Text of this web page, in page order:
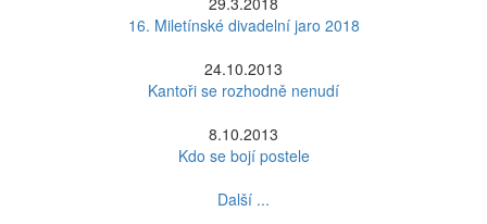
16. Miletínské divadelní jaro 2018
24.10.2013
Kantoři se rozhodně nenudí
8.10.2013
Kdo se bojí postele
Další ...